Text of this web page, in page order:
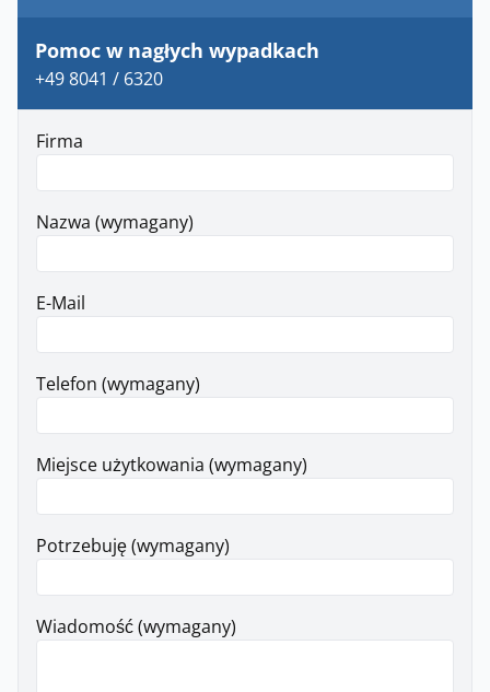
Pomoc w nagłych wypadkach
+49 8041 / 6320
Firma
Nazwa (wymagany)
E-Mail
Telefon (wymagany)
Miejsce użytkowania (wymagany)
Potrzebuję (wymagany)
Wiadomość (wymagany)